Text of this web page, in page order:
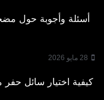
أسئلة وأجوبة حول
28 مايو 2026
كيفية اختيار سائل